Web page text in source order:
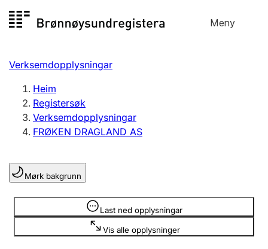
til
Meny
Registersøk
Aksjeselskap
Enkeltpersonføretak
Registrere, endre, slette
Lag og foreining
Registrere, endre, slette
Verksemdopplysningar
Heim
Registersøk
Verksemdopplysningar
FRØKEN DRAGLAND AS
Mørk bakgrunn
Last ned opplysningar
Vis alle opplysninger
Opplysninger er skjult